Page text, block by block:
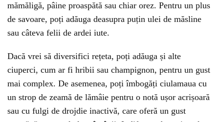
mămăligă, pâine proaspătă sau chiar orez. Pentru un plus
de savoare, poți adăuga deasupra puțin ulei de măsline
sau câteva felii de ardei iute.
Dacă vrei să diversifici rețeta, poți adăuga și alte
ciuperci, cum ar fi hribii sau champignon, pentru un gust
mai complex. De asemenea, poți îmbogăți ciulamaua cu
un strop de zeamă de lămâie pentru o notă ușor acrișoară
sau cu fulgi de drojdie inactivă, care oferă un gust